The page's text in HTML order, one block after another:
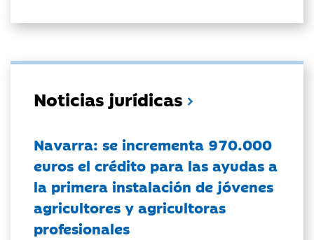
Noticias jurídicas
Navarra: se incrementa 970.000
euros el crédito para las ayudas a
la primera instalación de jóvenes
agricultores y agricultoras
profesionales